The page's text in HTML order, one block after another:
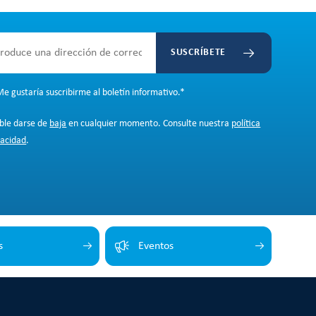
SUSCRÍBETE
gustaría suscribirme al boletín informativo.*
darse de baja en cualquier momento. Consulte nuestra política
.
Eventos